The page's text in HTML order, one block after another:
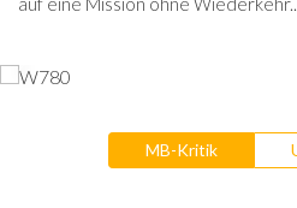
MB-Kritik